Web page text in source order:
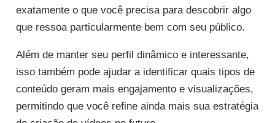
exatamente o que você precisa para descobrir algo
que ressoa particularmente bem com seu público.
Além de manter seu perfil dinâmico e interessante,
isso também pode ajudar a identificar quais tipos de
conteúdo geram mais engajamento e visualizações,
permitindo que você refine ainda mais sua estratégia